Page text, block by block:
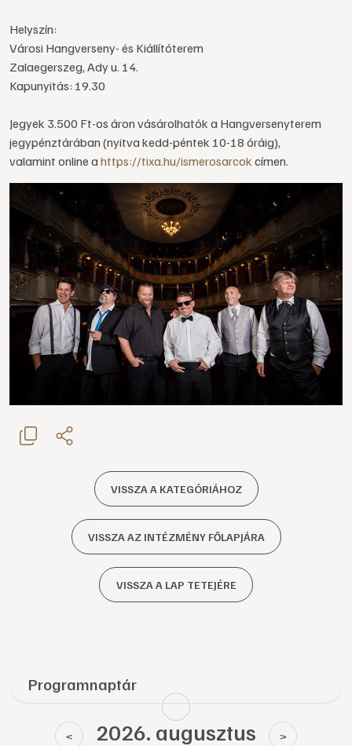
Helyszín:
Városi Hangverseny- és Kiállítóterem
Zalaegerszeg, Ady u. 14.
Kapunyitás: 19.30
Jegyek 3.500 Ft-os áron vásárolhatók a Hangversenyterem
jegypénztárában (nyitva kedd-péntek 10-18 óráig),
valamint online ahttps://tixa.hu/ismerosarcok címen.
VISSZA A KATEGÓRIÁHOZ
VISSZA AZ INTÉZMÉNY FŐLAPJÁRA
VISSZA A LAP TETEJÉRE
Programnaptár
< 2026. augusztus >